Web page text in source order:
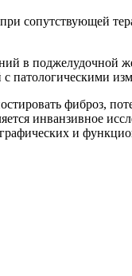
сопутствующей
в поджелудочной
патологическими
фиброз,
инванзивное
и